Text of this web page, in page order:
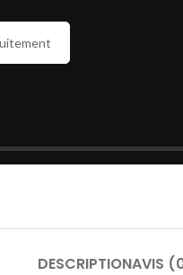
DESCRIPTIONAVIS